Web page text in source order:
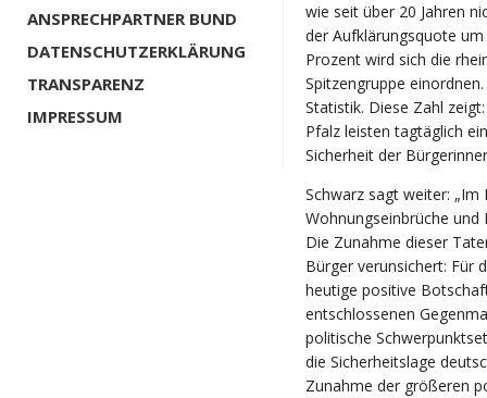
ANSPRECHPARTNER BUND
DATENSCHUTZERKLÄRUNG
TRANSPARENZ
IMPRESSUM
wie seit über 20 Jahren
der Aufklärungsquote
Prozent wird sich die
Spitzengruppe
Statistik. Diese Zahl
Pfalz leisten tagtäglich
Sicherheit der
Schwarz sagt weiter: „Im
Wohnungseinbrüche
Die Zunahme dieser
Bürger verunsichert: Für
heutige positive
entschlossenen
politische
die Sicherheitslage
Zunahme der größeren